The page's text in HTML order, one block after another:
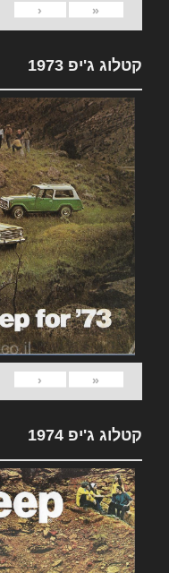
«
‹
קטלוג ג'יפ 1973
«
‹
קטלוג ג'יפ 1974